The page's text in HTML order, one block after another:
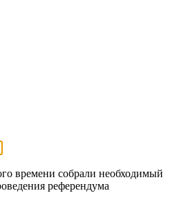
времени собрали необходимый
референдума